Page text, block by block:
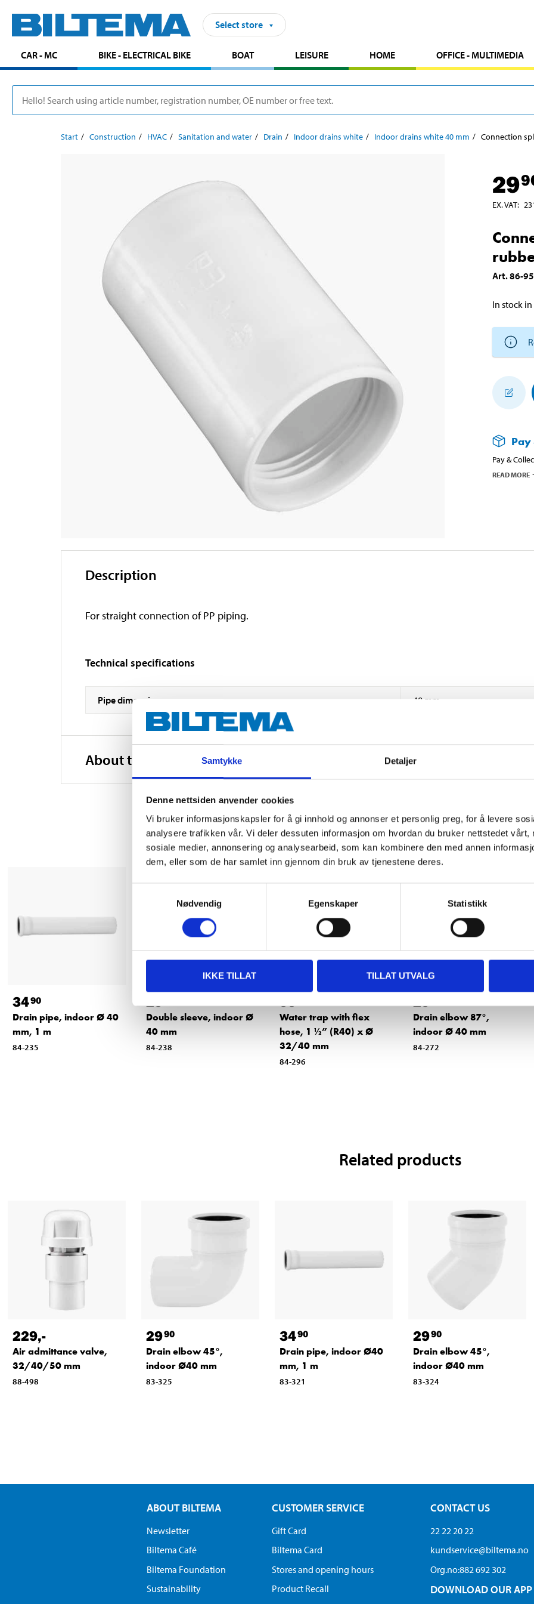
Samtykke Detaljer
Denne nettsiden anvender cookies
Vi bruker informasjonskapsler for å gi innhold og annonser et personlig preg, for å levere
analysere trafikken vår. Vi deler dessuten informasjon om hvordan du bruker nettstedet vårt,
sosiale medier, annonsering og analysearbeid, som kan kombinere den med annen
dem, eller som de har samlet inn gjennom din bruk av tjenestene deres.
Nødvendig
Egenskaper Statistikk
IKKE TILLAT TILLAT UTVALG
Select store
CAR - MC BIKE - ELECTRICAL BIKE BOAT LEISURE HOME OFFICE - MULTIMEDIA
Start Construction HVAC Sanitation and water Drain Indoor drains white Indoor drains white 40 mm Connection
29
EX. VAT: 23
Art.86-
In stock in
Pay
Pay &
READ MORE
Description
For straight connection of PP piping.
Technical specifications
Pipe dimensions 40 mm
About the manufacturer
Other customers also bought
3490
Drain pipe, indoor Ø 40
mm, 1 m
84-235
29
Double sleeve, indoor Ø
40 mm
84-238
99
Water trap with flex
hose, 1 ½” (R40) x Ø
32/40 mm
84-296
29
Drain elbow 87°,
indoor Ø 40 mm
84-272
Related products
229,-
Air admittance valve,
32/40/50 mm
88-498
2990
Drain elbow 45°,
indoor Ø40 mm
83-325
3490
Drain pipe, indoor Ø40
mm, 1 m
83-321
2990
Drain elbow 45°,
indoor Ø40 mm
83-324
ABOUT BILTEMA
Newsletter
Biltema Café
Biltema Foundation
Sustainability
CUSTOMER SERVICE
Gift Card
Biltema Card
Stores and opening hours
Product Recall
CONTACT US
22 22 20 22
kundservice@biltema.no
Org.no:882 692 302
DOWNLOAD OUR APP